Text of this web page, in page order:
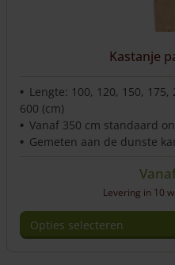
Kastanje
Lengte: 100, 120, 150, 175,
600 (cm)
Vanaf 350 cm standaard
Gemeten aan de dunste
Levering in 10
Opties selecteren